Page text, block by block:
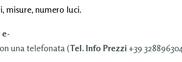
misure, numero luci.
una telefonata (Tel. Info Prezzi+39